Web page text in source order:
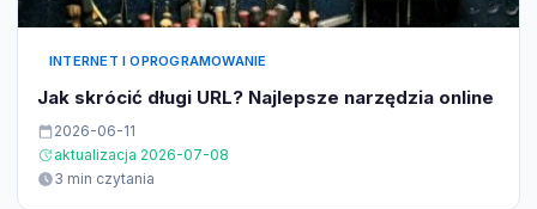
INTERNET I OPROGRAMOWANIE
Jak skrócić długi URL? Najlepsze narzędzia online
2026-06-11
aktualizacja 2026-07-08
3 min czytania